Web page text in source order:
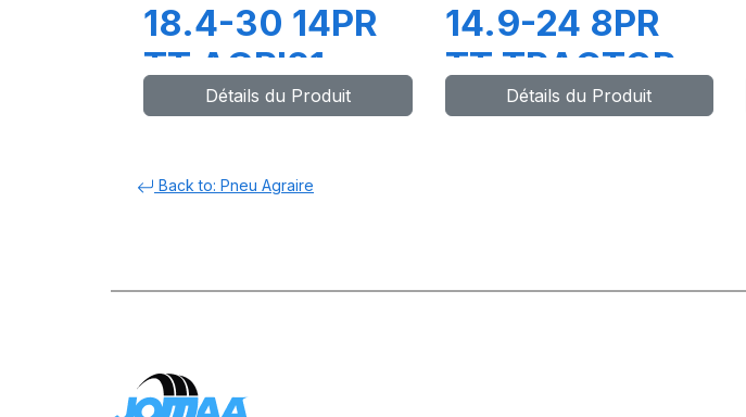
18.4-30 14PR
TT AGRI21
Détails du Produit
14.9-24 8PR
TT TRACTOR
Détails du Produit
Back to: Pneu Agraire